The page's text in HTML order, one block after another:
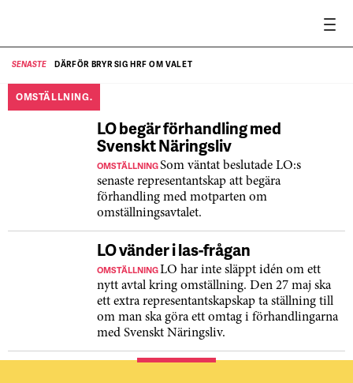
SENASTE DÄRFÖR BRYR SIG HRF OM VALET
OMSTÄLLNING.
LO begär förhandling med
Svenskt Näringsliv
OMSTÄLLNINGSom väntat beslutade LO:s
senaste representantskap att begära
förhandling med motparten om
omställningsavtalet.
LO vänder i las-frågan
OMSTÄLLNINGLO har inte släppt idén om ett
nytt avtal kring omställning. Den 27 maj ska
ett extra representantskapskap ta ställning till
om man ska göra ett omtag i förhandlingarna
med Svenskt Näringsliv.